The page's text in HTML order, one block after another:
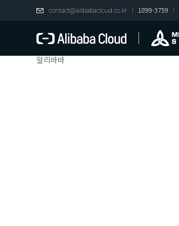
contact@alibabacloud.co.kr 1899-3759
알리바바